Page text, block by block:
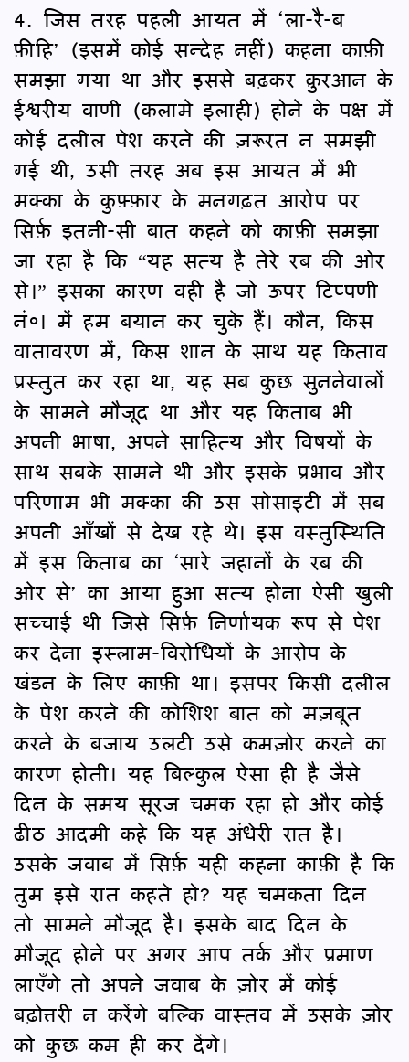
4. जिस तरह पहली आयत में ‘ला-रै-ब
फ़ीहि’ (इसमें कोई सन्देह नहीं) कहना काफ़ी
समझा गया था और इससे बढ़कर क़ुरआन के
ईश्वरीय वाणी (कलामे इलाही) होने के पक्ष में
कोई दलील पेश करने की ज़रूरत न समझी
गई थी, उसी तरह अब इस आयत में भी
मक्का के कुफ़्फ़ार के मनगढ़त आरोप पर
सिर्फ़ इतनी-सी बात कहने को काफ़ी समझा
जा रहा है कि “यह सत्य है तेरे रब की ओर
से।” इसका कारण वही है जो ऊपर टिप्पणी
नं०। में हम बयान कर चुके हैं। कौन, किस
वातावरण में, किस शान के साथ यह किताव
प्रस्तुत कर रहा था, यह सब कुछ सुननेवालों
के सामने मौजूद था और यह किताब भी
अपनी भाषा, अपने साहित्य और विषयों के
साथ सबके सामने थी और इसके प्रभाव और
परिणाम भी मक्का की उस सोसाइटी में सब
अपनी आँखों से देख रहे थे। इस वस्तुस्थिति
में इस किताब का ‘सारे जहानों के रब की
ओर से’ का आया हुआ सत्य होना ऐसी खुली
सच्चाई थी जिसे सिर्फ़ निर्णायक रूप से पेश
कर देना इस्लाम-विरोधियों के आरोप के
खंडन के लिए काफ़ी था। इसपर किसी दलील
के पेश करने की कोशिश बात को मज़बूत
करने के बजाय उलटी उसे कमज़ोर करने का
कारण होती। यह बिल्कुल ऐसा ही है जैसे
दिन के समय सूरज चमक रहा हो और कोई
ढीठ आदमी कहे कि यह अंधेरी रात है।
उसके जवाब में सिर्फ़ यही कहना काफ़ी है कि
तुम इसे रात कहते हो? यह चमकता दिन
तो सामने मौजूद है। इसके बाद दिन के
मौजूद होने पर अगर आप तर्क और प्रमाण
लाएँगे तो अपने जवाब के ज़ोर में कोई
बढ़ोत्तरी न करेंगे बल्कि वास्तव में उसके ज़ोर
को कुछ कम ही कर देंगे।